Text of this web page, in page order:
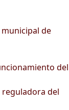
de
del
reguladora del